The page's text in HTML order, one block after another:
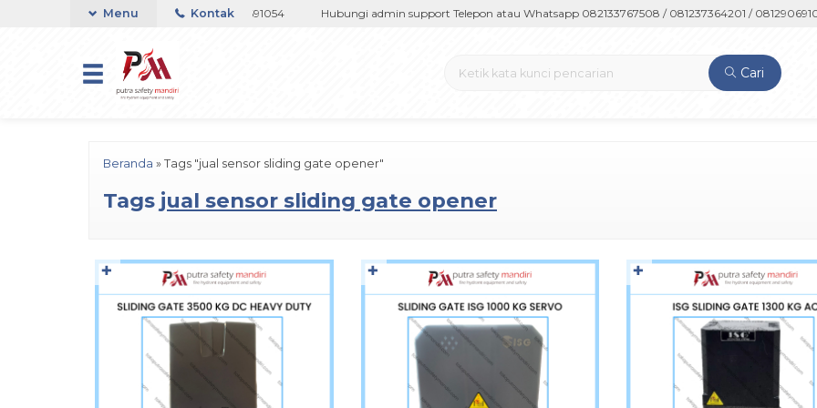
/ 081237364201 / 081290691054 Hubungi admin support Telepon atau Whatsapp 082133767508 / 081237364201 / 081290691054
Menu Kontak
Cari
Beranda » Tags "jual sensor sliding gate opener"
Tags jual sensor sliding gate opener
✚ ✚ ✚